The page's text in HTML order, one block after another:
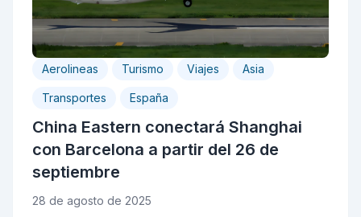
Aerolineas Turismo Viajes Asia
Transportes España
China Eastern conectará Shanghai
con Barcelona a partir del 26 de
septiembre
28 de agosto de 2025